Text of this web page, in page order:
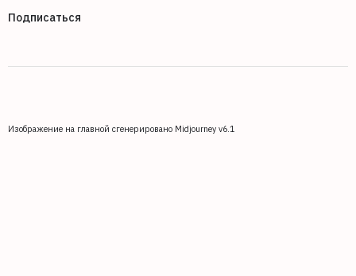
Подписаться
Изображение на главной сгенерировано Midjourney v6.1